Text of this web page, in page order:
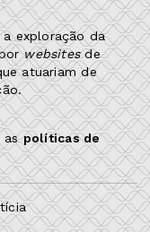
exploração da
porwebsitesde
atuariam de
aspolíticas de